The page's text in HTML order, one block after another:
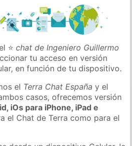
⭐chat de Ingeniero Guillermo
tu acceso en versión
en función de tu dispositivo.
el Terra Chat España y el
casos, ofrecemos versión
iOs para iPhone, iPad e
el Chat de Terra como para el